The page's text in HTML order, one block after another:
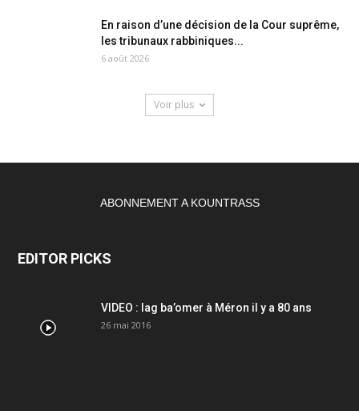
En raison d’une décision de la Cour suprême,
les tribunaux rabbiniques...
6 août 2026
Voir plus
ABONNEMENT A KOUNTRASS
EDITOR PICKS
VIDEO : lag ba’omer à Méron il y a 80 ans
26 mai 2016